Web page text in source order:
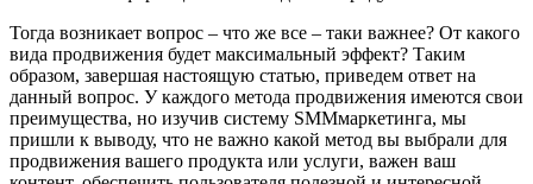
Тогда возникает вопрос – что же все – таки важнее? От какого
вида продвижения будет максимальный эффект? Таким
образом, завершая настоящую статью, приведем ответ на
данный вопрос. У каждого метода продвижения имеются свои
преимущества, но изучив систему SMMмаркетинга, мы
пришли к выводу, что не важно какой метод вы выбрали для
продвижения вашего продукта или услуги, важен ваш